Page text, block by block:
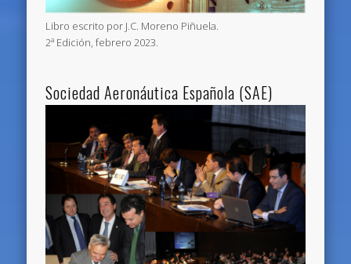
Libro escrito por J.C. Moreno Piñuela.
2ª Edición, febrero 2023.
Sociedad Aeronáutica Española (SAE)